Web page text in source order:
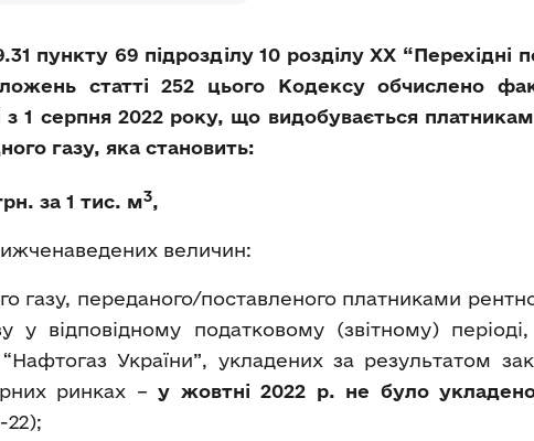
пункту 69 підрозділу 10 розділу XX
статті 252 цього Кодексу обчислено
з 1 серпня 2022 року, що видобувається
газу, яка становить:
за 1 тис. м3,
величин:
газу, переданого/поставленого платниками
у відповідному податковому (звітному)
України”, укладених за результатом
ринках – у жовтні 2022 р. не було
22);